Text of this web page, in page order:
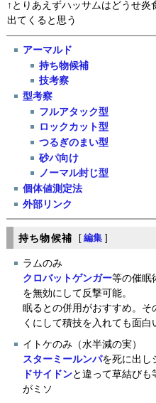
↑とりあえずハッサムはどうせ炎
出てくると思う
アーマルド
持ち物候補
技考察
型考察
フルアタック型
ロックカット型
つるぎのまい型
砂パ向け
ノーマル封じ型
個体値測定法
外部リンク
持ち物候補 [ 編集 ]
ラムのみ
クロバットゲンガー等の催眠
を無効にして反撃可能。
眠るとの併用がおすすめ。
くにして積技を入れても面白
イトケのみ（水半減の実）
スターミールンパを死に出し
ドサイドンと違って草結び
がミソ